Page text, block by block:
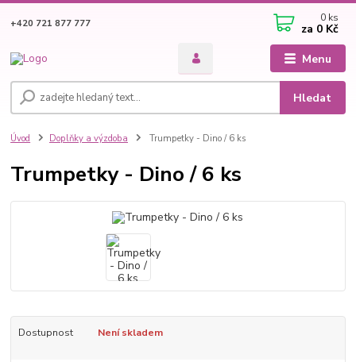
Menu
Hledat
+420 721 877 777 0 ks
za 0 Kč
Úvod Doplňky a výzdoba Trumpetky - Dino / 6 ks
Trumpetky - Dino / 6 ks
Dostupnost Není skladem